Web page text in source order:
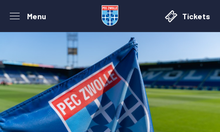
Menu Tickets